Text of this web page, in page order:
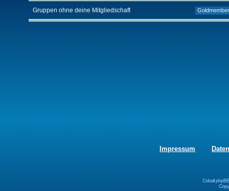
Gruppen ohne deine Mitgliedschaft
Impressum
Cobalt